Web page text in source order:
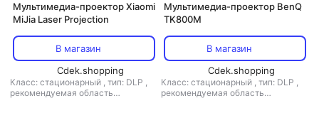
Мультимедиа-проектор Xiaomi
MiJia Laser Projection
В магазин
Cdek.shopping
Класс: стационарный , тип: DLP ,
рекомендуемая область
Мультимедиа-проектор BenQ
TK800M
В магазин
Cdek.shopping
Класс: стационарный , тип: DLP ,
рекомендуемая область